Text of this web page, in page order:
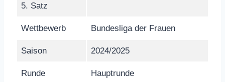
5. Satz
Wettbewerb Bundesliga der Frauen
Saison 2024/2025
Runde Hauptrunde